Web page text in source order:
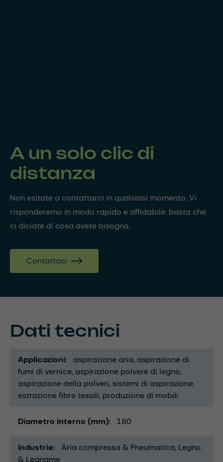
A un solo clic di
distanza
Non esitate a contattarci in qualsiasi momento. Vi
risponderemo in modo rapido e affidabile: basta che
ci diciate di cosa avete bisogno.
Contattaci
Dati tecnici
Applicazioni aspirazione aria aspirazione di
fumi di vernice aspirazione polvere di legno
aspirazione della polveri sistemi di aspirazione
estrazione fibre tessili produzione di mobili
Diametro interno (mm) 180
Industrie Aria compressa & Pneumatica Legno
& Legname